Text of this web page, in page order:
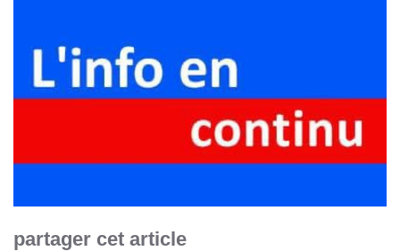
partager cet article